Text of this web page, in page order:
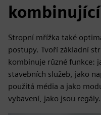
Stropní mřížka také
postupy. Tvoří základní
kombinuje různé funkce:
stavebních služeb, jako
použitá média a jako
vybavení, jako jsou regály.